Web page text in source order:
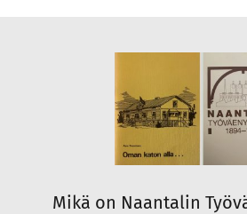
Mikä on Naantalin